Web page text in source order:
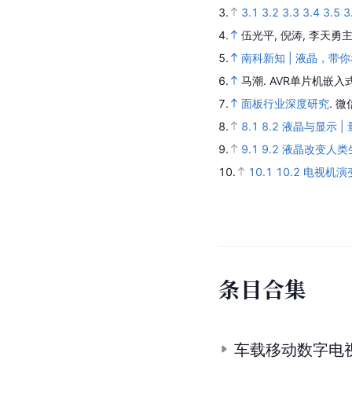
3.
3.1 3.2 3.3 3.4 3.5
4.
伍光平, 倪涛, 李天勇
5.
南科新知 | 液晶，带
6.
马潮. AVR单片机嵌入
7.
面板行业深度研究. 微
8.
8.1 8.2 液晶与显示 |
9.
9.1 9.2 液晶改变人
10.
10.1 10.2 电视机演
条目合集
车载移动数字电